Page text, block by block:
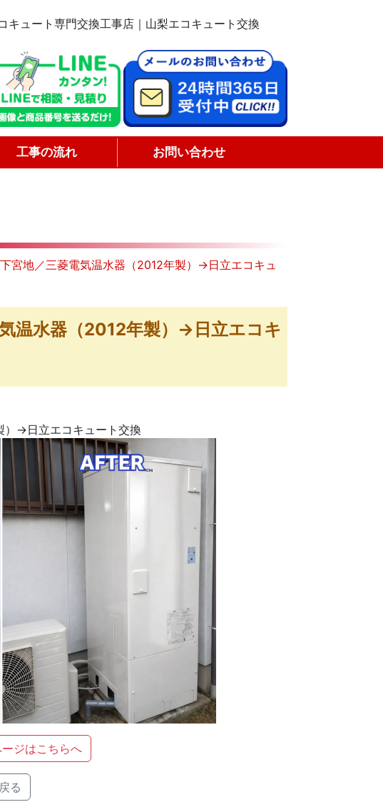
キュート専門交換工事店｜山梨エコキュート交換
工事の流れ お問い合わせ
宮地／三菱電気温水器（2012年製）→日立エコキュ
温水器（2012年製）→日立エコキ
）→日立エコキュート交換
ジはこちらへ
る